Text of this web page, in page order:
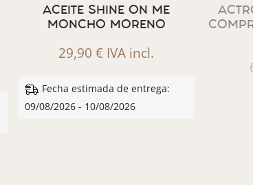
ACEITE SHINE ON ME
MONCHO MORENO
29,90€ IVA incl.
Fecha estimada de entrega:
09/08/2026 - 10/08/2026